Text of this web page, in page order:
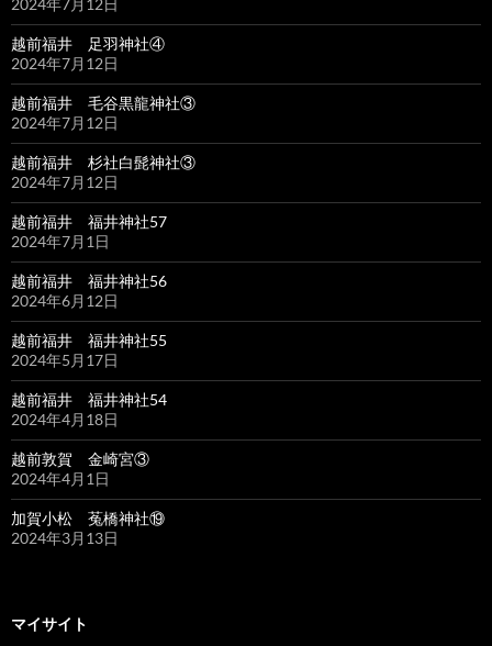
2024年7月12日
越前福井 足羽神社④
2024年7月12日
越前福井 毛谷黒龍神社③
2024年7月12日
越前福井 杉社白髭神社③
2024年7月12日
越前福井 福井神社57
2024年7月1日
越前福井 福井神社56
2024年6月12日
越前福井 福井神社55
2024年5月17日
越前福井 福井神社54
2024年4月18日
越前敦賀 金崎宮③
2024年4月1日
加賀小松 菟橋神社⑲
2024年3月13日
マイサイト